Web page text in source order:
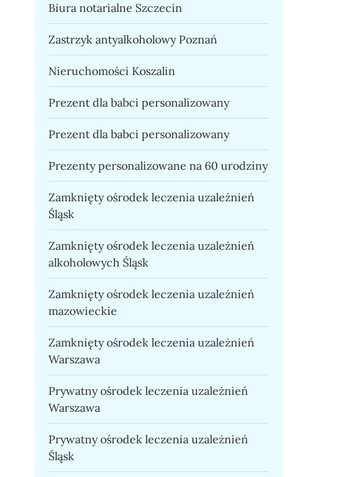
Biura notarialne Szczecin
Zastrzyk antyalkoholowy Poznań
Nieruchomości Koszalin
Prezent dla babci personalizowany
Prezent dla babci personalizowany
Prezenty personalizowane na 60 urodziny
Zamknięty ośrodek leczenia uzależnień
Śląsk
Zamknięty ośrodek leczenia uzależnień
alkoholowych Śląsk
Zamknięty ośrodek leczenia uzależnień
mazowieckie
Zamknięty ośrodek leczenia uzależnień
Warszawa
Prywatny ośrodek leczenia uzależnień
Warszawa
Prywatny ośrodek leczenia uzależnień
Śląsk